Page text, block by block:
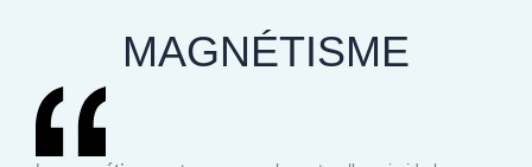
MAGNÉTISME